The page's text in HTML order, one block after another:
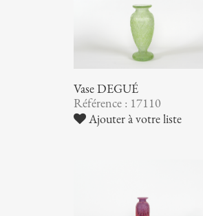
Vase DEGUÉ
Référence : 17110
Ajouter à votre liste